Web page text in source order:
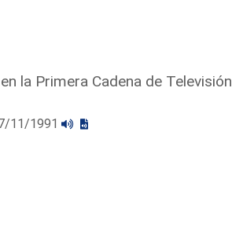
la Primera Cadena de Televisión
11/1991